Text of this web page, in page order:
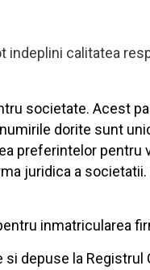
calitatea
societate. Acest
dorite sunt
preferintelor pentru
juridica a
inmatricularea
depuse la